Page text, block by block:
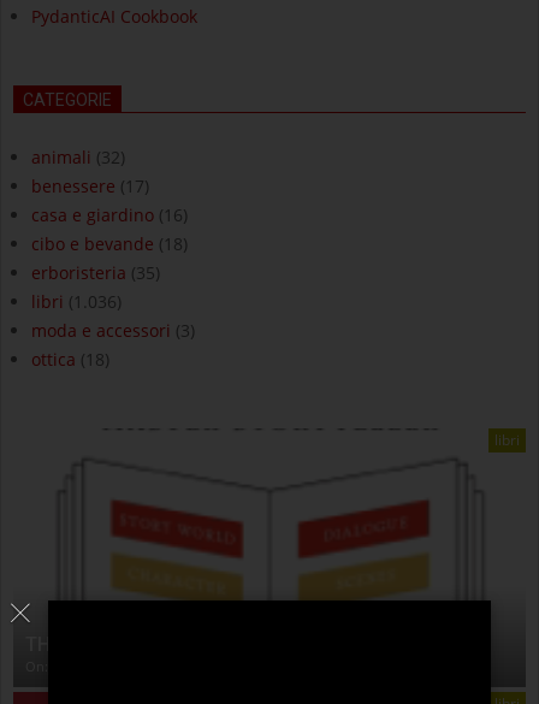
PydanticAI Cookbook
CATEGORIE
animali (32)
benessere (17)
casa e giardino (16)
cibo e bevande (18)
erboristeria (35)
libri (1.036)
moda e accessori (3)
ottica (18)
libri